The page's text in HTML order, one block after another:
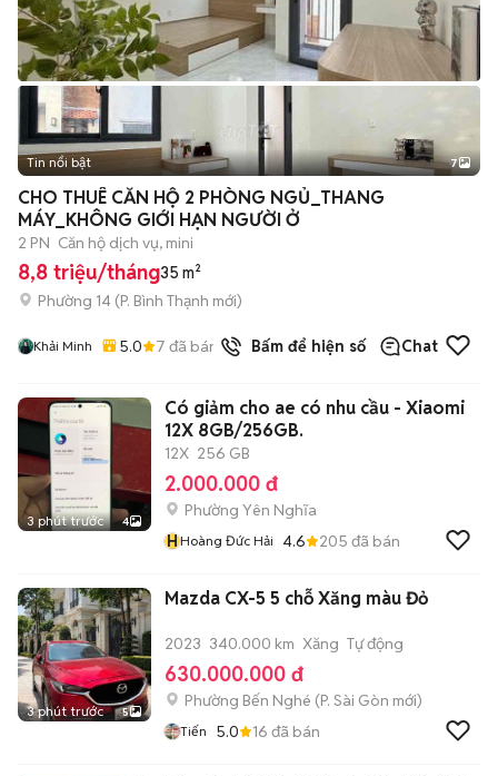
+2
Tin nổi bật 7
CHO THUÊ CĂN HỘ 2 PHÒNG NGỦ_THANG
MÁY_KHÔNG GIỚI HẠN NGƯỜI Ở
2 PN Căn hộ dịch vụ, mini
8,8 triệu/tháng35 m²
Phường 14 (P. Bình Thạnh mới)
Khải Minh 5.0 7 đã bán Bấm để hiện số Chat
3 phút trước 4
Có giảm cho ae có nhu cầu - Xiaomi
12X 8GB/256GB.
12X 256 GB
2.000.000 đ
Phường Yên Nghĩa
HHoàng Đức Hải 4.6 205 đã bán
3 phút trước 5
Mazda CX-5 5 chỗ Xăng màu Đỏ
2023 340.000 km Xăng Tự động
630.000.000 đ
Phường Bến Nghé (P. Sài Gòn mới)
Tiến 5.0 16 đã bán